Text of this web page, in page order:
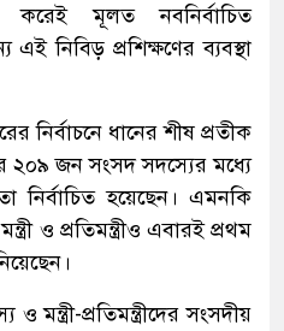
করেই মূলত নবনির্বাচিত
এই নিবিড় প্রশিক্ষণের ব্যবস্থা
নির্বাচনে ধানের শীষ প্রতীক
২০৯ জন সংসদ সদস্যের মধ্যে
হয়েছেন। এমনকি
ও প্রতিমন্ত্রীও এবারই প্রথম
প্রতিমন্ত্রীদের সংসদীয়